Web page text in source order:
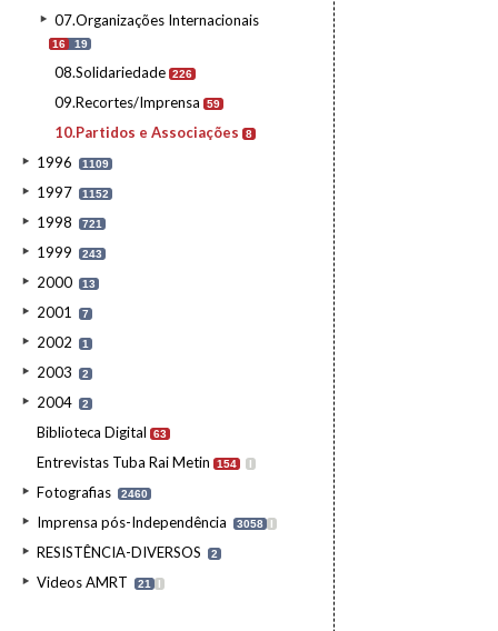
07.Organizações Internacionais
16 19
08.Solidariedade 226
09.Recortes/Imprensa 59
10.Partidos e Associações 8
1996 1109
1997 1152
1998 721
1999 243
2000 13
2001 7
2002 1
2003 2
2004 2
Biblioteca Digital 63
Entrevistas Tuba Rai Metin 154 I
Fotografias 2460
Imprensa pós-Independência 3058 I
RESISTÊNCIA-DIVERSOS 2
Videos AMRT 21 I